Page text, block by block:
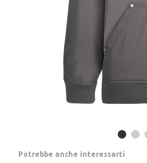
Potrebbe anche interessarti